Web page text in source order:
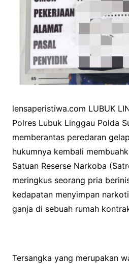
lensaperistiwa.com LUBUK
Polres Lubuk Linggau Polda
memberantas peredaran
hukumnya kembali
Satuan Reserse Narkoba
meringkus seorang pria
kedapatan menyimpan
ganja di sebuah rumah
Tersangka yang merupakan